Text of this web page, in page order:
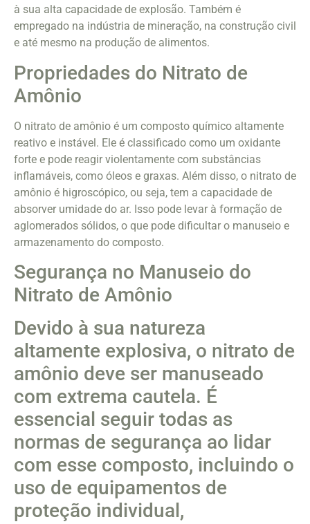
à sua alta capacidade de explosão. Também é
empregado na indústria de mineração, na construção civil
e até mesmo na produção de alimentos.
Propriedades do Nitrato de
Amônio
O nitrato de amônio é um composto químico altamente
reativo e instável. Ele é classificado como um oxidante
forte e pode reagir violentamente com substâncias
inflamáveis, como óleos e graxas. Além disso, o nitrato de
amônio é higroscópico, ou seja, tem a capacidade de
absorver umidade do ar. Isso pode levar à formação de
aglomerados sólidos, o que pode dificultar o manuseio e
armazenamento do composto.
Segurança no Manuseio do
Nitrato de Amônio
Devido à sua natureza
altamente explosiva, o nitrato de
amônio deve ser manuseado
com extrema cautela. É
essencial seguir todas as
normas de segurança ao lidar
com esse composto, incluindo o
uso de equipamentos de
proteção individual,